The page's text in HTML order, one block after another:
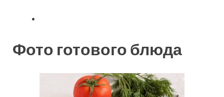
Фото готового блюда